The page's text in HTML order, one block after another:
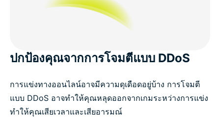
ปกป้องคุณจากการโจมตีแบบ DDoS
การแข่งทางออนไลน์อาจมีความดุเดือดอยู่บ้าง การโจมตี
แบบ DDoS อาจทำให้คุณหลุดออกจากเกมระหว่างการแข่ง
ทำให้คุณเสียเวลาและเสียอารมณ์